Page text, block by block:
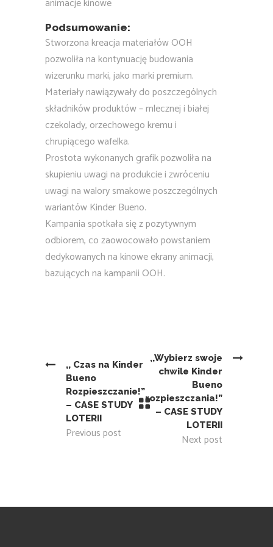
animacje kinowe
Podsumowanie:
Stworzona kreacja materiałów OOH
pozwoliła na kontynuację budowania
wizerunku marki, jako marki premium.
Materiały nawiązywały do poszczególnych
składników produktów – mlecznej i białej
czekolady, orzechowego kremu i
chrupiącego wafelka.
Prostota wykonanych grafik pozwoliła na
skupieniu uwagi na produkcie i zwróceniu
uwagi na walory smakowe poszczególnych
wariantów Kinder Bueno.
Kampania spotkała się z pozytywnym
odbiorem, co zaowocowało powstaniem
dedykowanych na kinowe ekrany animacji,
bazujących na kampanii OOH.
,, Czas na Kinder
Bueno
Rozpieszczanie!”
– CASE STUDY
LOTERII
Previous post
,,Wybierz swoje
chwile Kinder
Bueno
rozpieszczania!”
– CASE STUDY
LOTERII
Next post